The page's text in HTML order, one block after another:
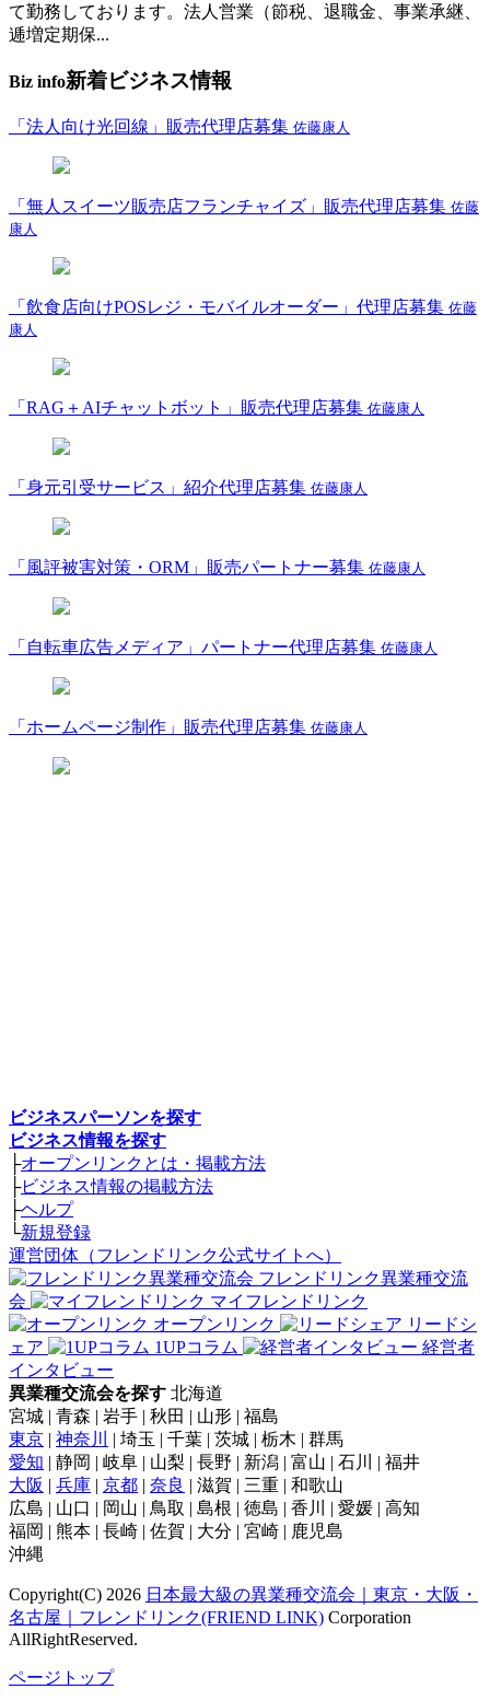
て勤務しております。法人営業（節税、退職金、事業承継、
逓増定期保...
Biz info新着ビジネス情報
「法人向け光回線」販売代理店募集 佐藤康人
「無人スイーツ販売店フランチャイズ」販売代理店募集 佐藤
康人
「飲食店向けPOSレジ・モバイルオーダー」代理店募集 佐藤
康人
「RAG＋AIチャットボット」販売代理店募集 佐藤康人
「身元引受サービス」紹介代理店募集 佐藤康人
「風評被害対策・ORM」販売パートナー募集 佐藤康人
「自転車広告メディア」パートナー代理店募集 佐藤康人
「ホームページ制作」販売代理店募集 佐藤康人
ビジネスパーソンを探す
ビジネス情報を探す
├オープンリンクとは・掲載方法
├ビジネス情報の掲載方法
├ヘルプ
└新規登録
運営団体（フレンドリンク公式サイトへ）
フレンドリンク異業種交流
会
マイフレンドリンク
オープンリンク
リードシ
ェア
1UPコラム
経営者
インタビュー
異業種交流会を探す 北海道
宮城 | 青森 | 岩手 | 秋田 | 山形 | 福島
東京 | 神奈川
| 埼玉 | 千葉 | 茨城 | 栃木 | 群馬
愛知 | 静岡 | 岐阜 | 山梨 | 長野 | 新潟 | 富山 | 石川 | 福井
大阪 | 兵庫 | 京都 | 奈良 | 滋賀 | 三重 | 和歌山
広島 | 山口 | 岡山 | 鳥取 | 島根 | 徳島 | 香川 | 愛媛 | 高知
福岡 | 熊本 | 長崎 | 佐賀 | 大分 | 宮崎 | 鹿児島
沖縄
Copyright(C) 2026 日本最大級の異業種交流会｜東京・大阪・
名古屋｜フレンドリンク(FRIEND LINK) Corporation
AllRightReserved.
ページトップ